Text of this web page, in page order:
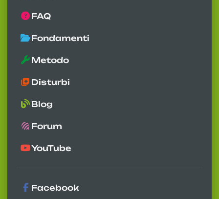
FAQ
Fondamenti
Metodo
Disturbi
Blog
Forum
YouTube
Facebook